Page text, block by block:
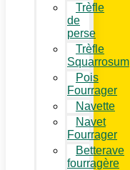
Trèfle
de
perse
Trèfle
Squarrosum
Pois
Fourrager
Navette
Navet
Fourrager
Betterave
fourragère